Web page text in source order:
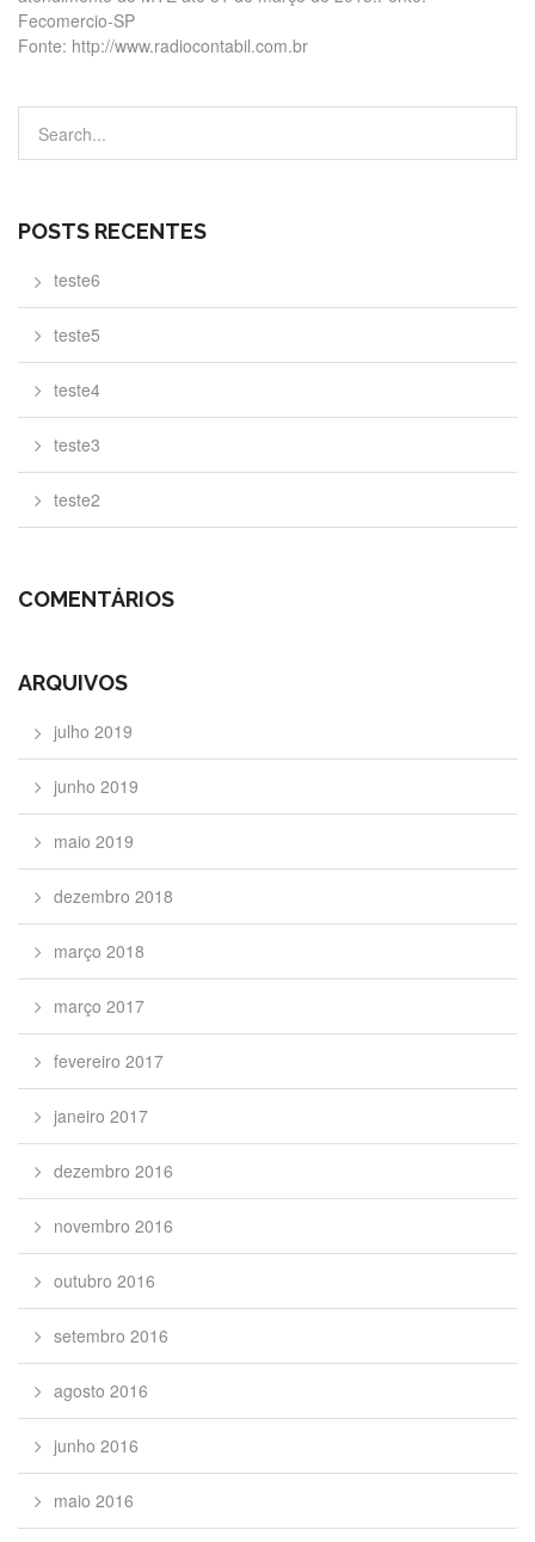
Fecomercio-SP
Fonte: http://www.radiocontabil.com.br
POSTS RECENTES
teste6
teste5
teste4
teste3
teste2
COMENTÁRIOS
ARQUIVOS
julho 2019
junho 2019
maio 2019
dezembro 2018
março 2018
março 2017
fevereiro 2017
janeiro 2017
dezembro 2016
novembro 2016
outubro 2016
setembro 2016
agosto 2016
junho 2016
maio 2016